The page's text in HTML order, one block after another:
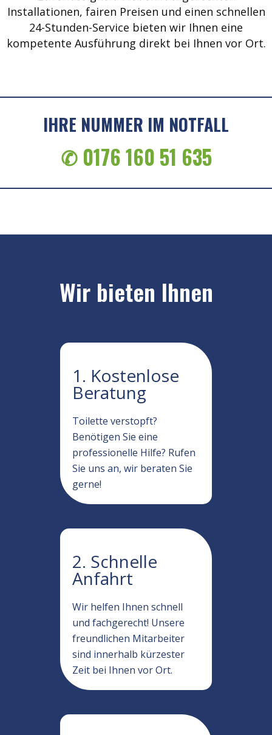
Installationen, fairen Preisen und einen schnellen
24-Stunden-Service bieten wir Ihnen eine
kompetente Ausführung direkt bei Ihnen vor Ort.
IHRE NUMMER IM NOTFALL
✆ 0176 160 51 635
Wir bieten Ihnen
1. Kostenlose
Beratung
Toilette verstopft?
Benötigen Sie eine
professionelle Hilfe? Rufen
Sie uns an, wir beraten Sie
gerne!
2. Schnelle
Anfahrt
Wir helfen Ihnen schnell
und fachgerecht! Unsere
freundlichen Mitarbeiter
sind innerhalb kürzester
Zeit bei Ihnen vor Ort.